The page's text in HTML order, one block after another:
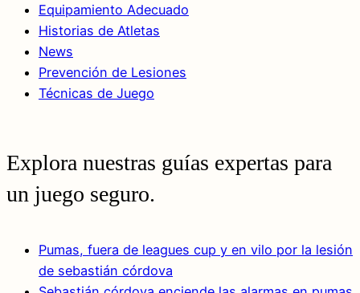
Equipamiento Adecuado
Historias de Atletas
News
Prevención de Lesiones
Técnicas de Juego
Explora nuestras guías expertas para
un juego seguro.
Pumas, fuera de leagues cup y en vilo por la lesión
de sebastián córdova